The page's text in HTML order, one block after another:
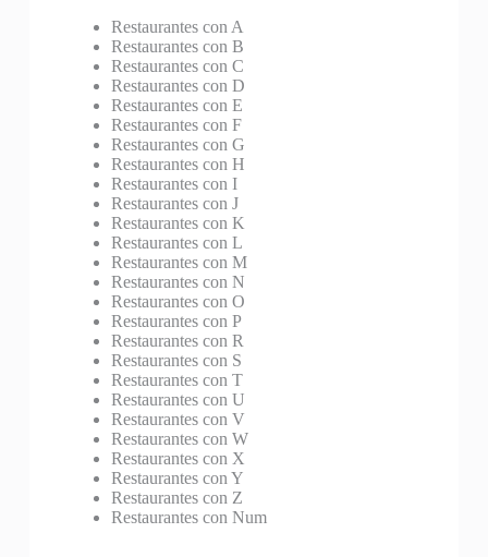
Restaurantes con A
Restaurantes con B
Restaurantes con C
Restaurantes con D
Restaurantes con E
Restaurantes con F
Restaurantes con G
Restaurantes con H
Restaurantes con I
Restaurantes con J
Restaurantes con K
Restaurantes con L
Restaurantes con M
Restaurantes con N
Restaurantes con O
Restaurantes con P
Restaurantes con R
Restaurantes con S
Restaurantes con T
Restaurantes con U
Restaurantes con V
Restaurantes con W
Restaurantes con X
Restaurantes con Y
Restaurantes con Z
Restaurantes con Num